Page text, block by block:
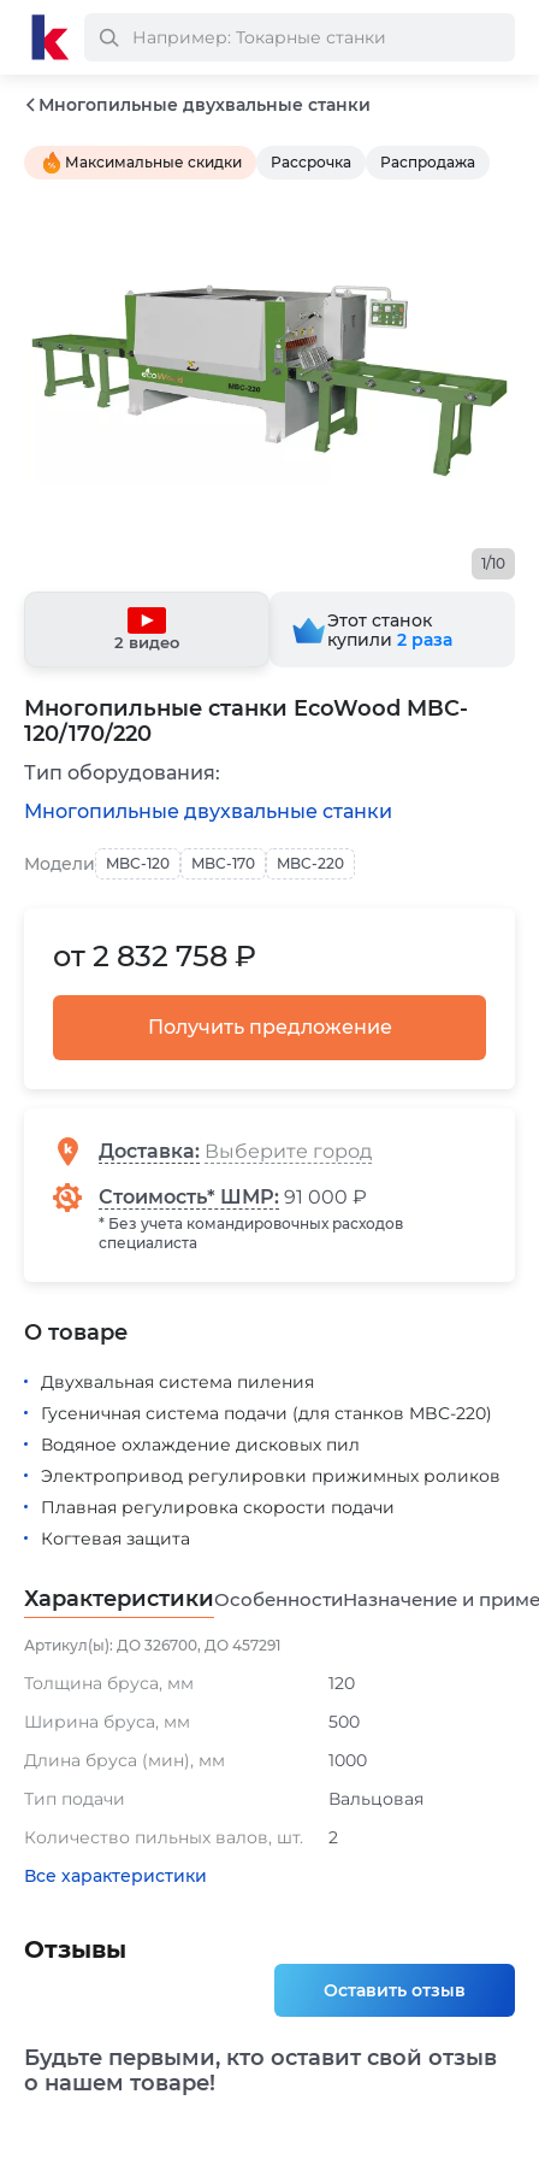
Многопильные двухвальные станки
Максимальные скидки Рассрочка Распродажа
Многопильные станки EcoWood MBC-
120/170/220
1/10
2 видео
Этот станок
купили 2 раза
от 2 832 758 ₽
Получить предложение
Доставка:
Стоимость* ШМР: 91 000 ₽
* Без учета командировочных расходов
специалиста
Модели MBC-120 MBC-170 MBC-220
Тип оборудования:
Многопильные двухвальные станки
Двухвальная система пиления
Гусеничная система подачи (для станков MBC-220)
Водяное охлаждение дисковых пил
Электропривод регулировки прижимных роликов
Плавная регулировка скорости подачи
Когтевая защита
О товаре
ХарактеристикиОсобенностиНазначение и
Артикул(ы): ДО 326700, ДО 457291
Толщина бруса, мм
120
Ширина бруса, мм
500
Длина бруса (мин), мм
1000
Тип подачи
Вальцовая
Количество пильных валов, шт.
2
Все характеристики
Отзывы
Оставить отзыв
Будьте первыми, кто оставит свой отзыв
о нашем товаре!